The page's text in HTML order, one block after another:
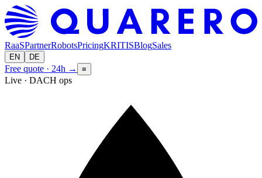
RaaSPartnerRobotsPricingKRITISBlogSales
EN DE
Free quote · 24h → ≡
Live · DACH ops